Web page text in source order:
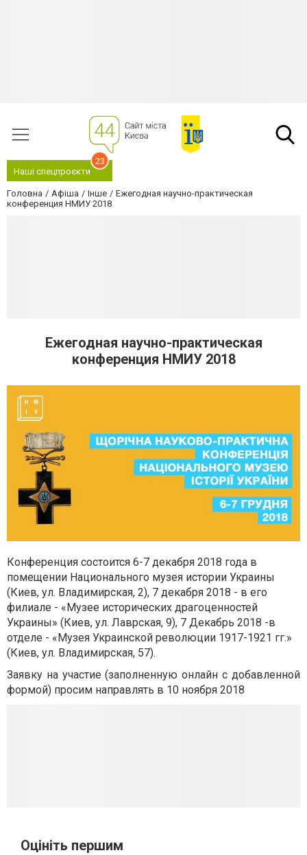
Наші спецпроєкти
23
Головна Афіша Інше
Ежегодная научно-практическая
конференция НМИУ 2018
Ежегодная научно-практическая
конференция НМИУ 2018
Конференция состоится 6-7 декабря 2018 года в
помещении Национального музея истории Украины
(Киев, ул. Владимирская, 2), 7 декабря 2018 - в его
филиале - «Музее исторических драгоценностей
Украины» (Киев, ул. Лаврская, 9), 7 Декабрь 2018 -в
отделе - «Музея Украинской революции 1917-1921 гг.»
(Киев, ул. Владимирская, 57).
Заявку на участие (заполненную онлайн с добавленной
формой) просим направлять в 10 ноября 2018
Оцініть першим